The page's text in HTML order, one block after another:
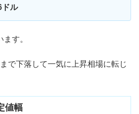
ル
す。
で下落して一気に上昇相場に転じ
値幅